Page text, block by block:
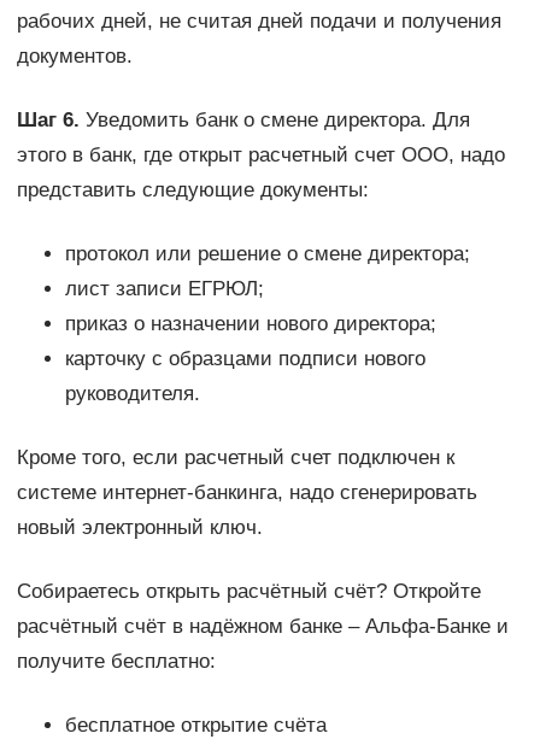
рабочих дней, не считая дней подачи и получения
документов.
Шаг 6. Уведомить банк о смене директора. Для
этого в банк, где открыт расчетный счет ООО, надо
представить следующие документы:
протокол или решение о смене директора;
лист записи ЕГРЮЛ;
приказ о назначении нового директора;
карточку с образцами подписи нового
руководителя.
Кроме того, если расчетный счет подключен к
системе интернет-банкинга, надо сгенерировать
новый электронный ключ.
Собираетесь открыть расчётный счёт? Откройте
расчётный счёт в надёжном банке – Альфа-Банке и
получите бесплатно:
бесплатное открытие счёта